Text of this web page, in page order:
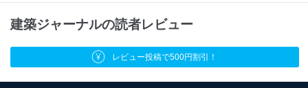
建築ジャーナルの読者レビュー
レビュー投稿で500円割引！